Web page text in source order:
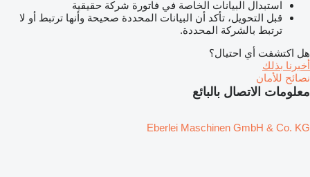
استبدال البيانات الخاصة في فاتورة شركة حقيقية
قبل التحويل، تأكد أن البيانات المحددة صحيحة وأنها ترتبط أو لا
ترتبط بالشركة المحددة.
هل اكتشفت أي احتيال؟
أخبرنا بذلك
نصائح للأمان
معلومات الاتصال بالبائع
Eberlei Maschinen GmbH & Co. KG